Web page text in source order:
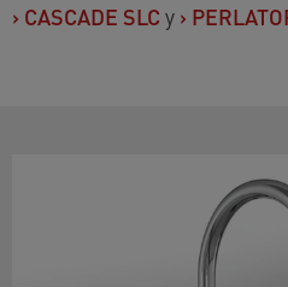
› CASCADE SLCy ›